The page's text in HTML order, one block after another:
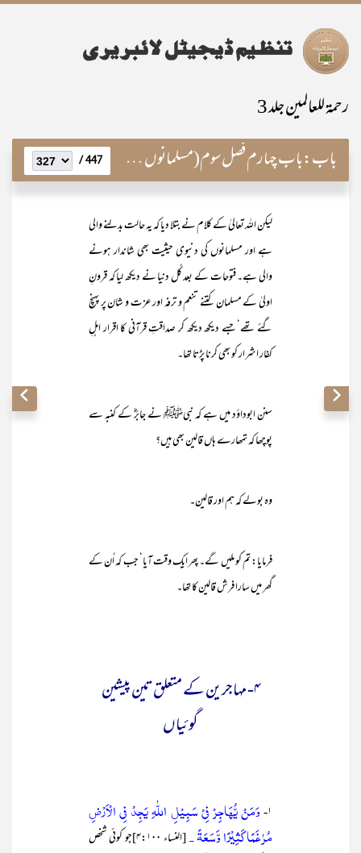
رحمۃ للعالمین جلد 3
باب:باب چہارم فصل سوم(مسلمانوں کے متعلق) 447 /
لیکن اللہ تعالیٰ کے کلام نے بتلا دیا کہ یہ حالت بدلنے والی
ہے اور مسلمانوں کی دنیوی حیثیت بھی شاندار ہونے
والی ہے۔ فتوحات کے بعد کُل دنیا نے دیکھ لیا کہ قرونِ
اولیٰ کے مسلمان کتنے تنعم و ترفہ اور عزت و شان پر پہنچ
گئے تھے‘ جسے دیکھ دیکھ کر صداقتِ قرآنی کا اقرار اہلِ
کفار اشرار کو بھی کرنا پڑتا تھا۔
سنن ابوداؤد میں ہے کہ نبیﷺ نے جابرؓ کے کنبہ سے
پوچھا کہ تمھارے ہاں قالین بھی ہیں؟
وہ بولے کہ ہم اور قالین۔
فرمایا: تم کو ملیں گے۔ پھر ایک وقت آیا‘ جب کہ اُن کے
گھر میں سارا فرش قالین کا تھا۔
۴- مہاجرین کے متعلق تین پیشین
گوئیاں
۱- وَمَنْ يُّھَاجِرْ فِيْ سَبِيْلِ اللّٰهِ يَجِدْ فِي الْاَرْضِ
مُرٰغَمًا كَثِيْرًا وَّسَعَةً ۔
[النساء ۴:۱۰۰]جو کوئی شخص